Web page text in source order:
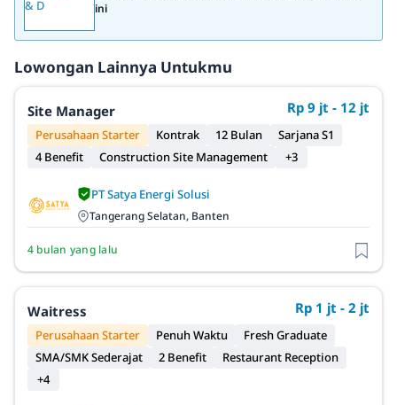
ini
Lowongan Lainnya Untukmu
Site Manager Rp 9 jt - 12 jt
Perusahaan Starter Kontrak 12 Bulan
Sarjana S1
4 Benefit
Construction Site Management +3
PT Satya Energi Solusi
Tangerang Selatan, Banten
4 bulan yang lalu
Waitress Rp 1 jt - 2 jt
Perusahaan Starter Penuh Waktu
Fresh Graduate
SMA/SMK Sederajat
2 Benefit
Restaurant Reception
+4